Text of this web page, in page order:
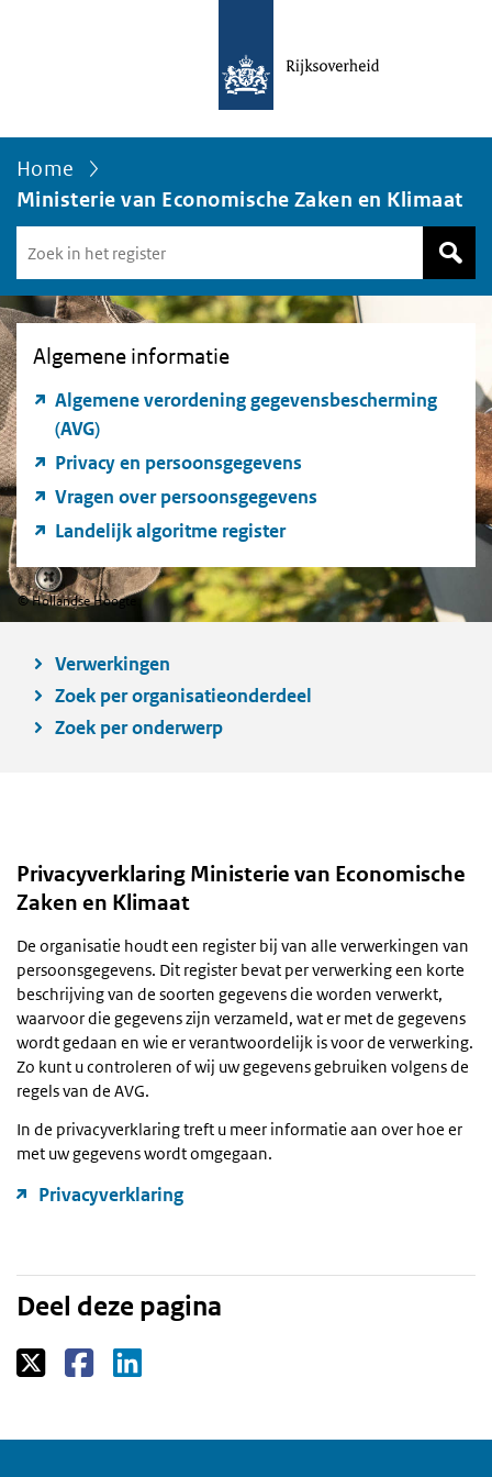
Home
Ministerie van Economische Zaken en Klimaat
in
het
register
van
Avgregisterrijksoverheid.nl
Algemene informatie
Algemene verordening gegevensbescherming
(AVG)
Privacy en persoonsgegevens
Vragen over persoonsgegevens
Landelijk algoritme register
©Hollandse Hoogte
Verwerkingen
Zoek per organisatieonderdeel
Zoek per onderwerp
Privacyverklaring Ministerie van Economische
Zaken en Klimaat
De organisatie houdt een register bij van alle verwerkingen van
persoonsgegevens. Dit register bevat per verwerking een korte
beschrijving van de soorten gegevens die worden verwerkt,
waarvoor die gegevens zijn verzameld, wat er met de gegevens
wordt gedaan en wie er verantwoordelijk is voor de verwerking.
Zo kunt u controleren of wij uw gegevens gebruiken volgens de
regels van de AVG.
In de privacyverklaring treft u meer informatie aan over hoe er
met uw gegevens wordt omgegaan.
Privacyverklaring
Deel deze pagina